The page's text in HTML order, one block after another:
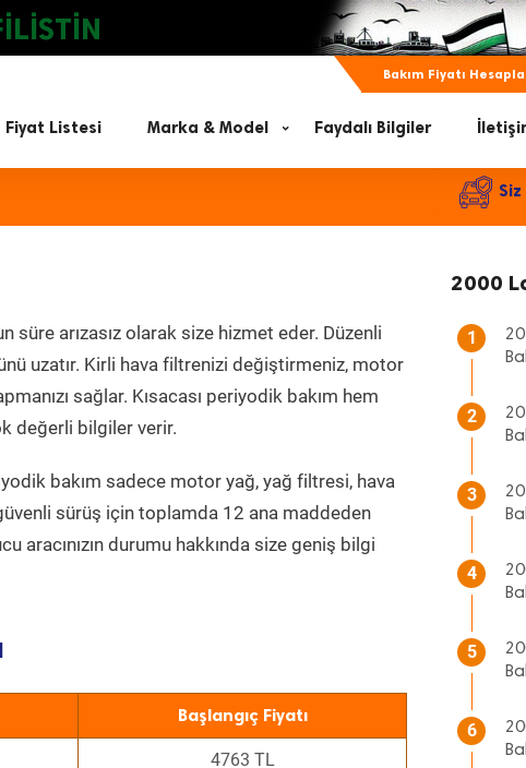
Bakım Fiyatı Hesapla
Fiyat Listesi Marka & Model Faydalı Bilgiler
süre arızasız olarak size hizmet eder. Düzenli
uzatır. Kirli hava filtrenizi değiştirmeniz, motor
sağlar. Kısacası periyodik bakım hem
değerli bilgiler verir.
bakım sadece motor yağ, yağ filtresi, hava
güvenli sürüş için toplamda 12 ana maddeden
aracınızın durumu hakkında size geniş bilgi
Başlangıç Fiyatı
4763 TL
2000
1
2
3
4
5
6